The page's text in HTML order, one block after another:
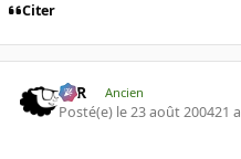
Citer
KzR Ancien
Posté(e) le 23 août 200421 a